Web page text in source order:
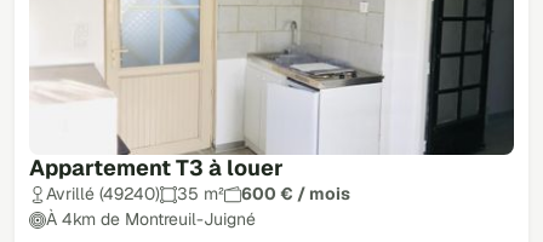
Appartement T3 à louer
Avrillé (49240) 35 m²
600 € / mois
À 4km de Montreuil-Juigné